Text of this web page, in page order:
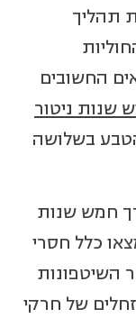
תהליך
החשובים
שנות ניטור
בשלושה
חמש שנות
כלל חסרי
השיטפונות
של חרקי